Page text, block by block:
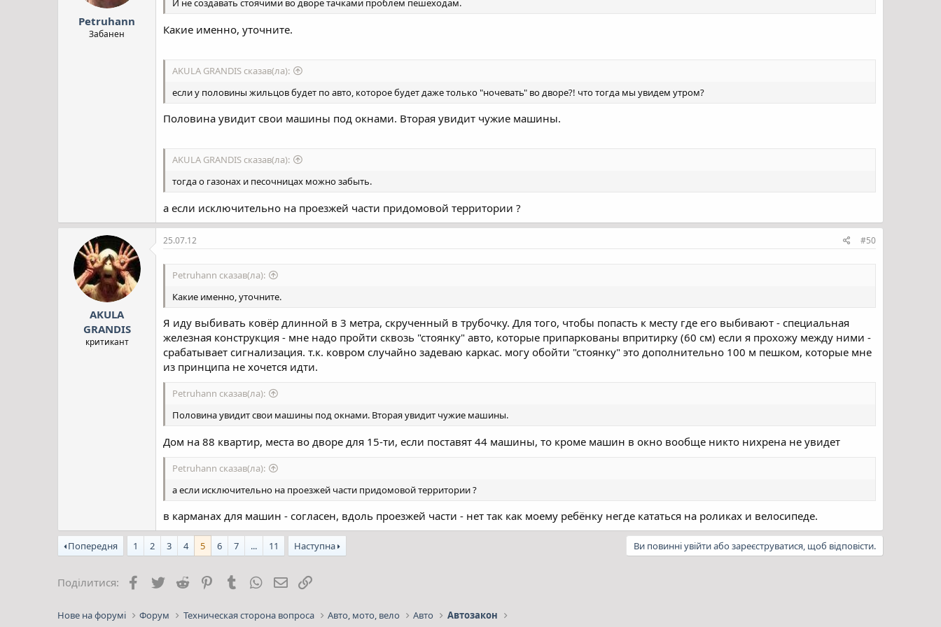
Petruhann
Забанен
И не создавать стоячими во дворе тачками проблем пешеходам.
Какие именно, уточните.
AKULA GRANDIS сказав(ла):
если у половины жильцов будет по авто, которое будет даже только "ночевать" во дворе?! что тогда мы увидем утром?
Половина увидит свои машины под окнами. Вторая увидит чужие машины.
AKULA GRANDIS сказав(ла):
тогда о газонах и песочницах можно забыть.
а если исключительно на проезжей части придомовой территории ?
AKULA
GRANDIS
критикант
25.07.12 #50
Petruhann сказав(ла):
Какие именно, уточните.
Я иду выбивать ковёр длинной в 3 метра, скрученный в трубочку. Для того, чтобы попасть к месту где его выбивают - специальная
железная конструкция - мне надо пройти сквозь "стоянку" авто, которые припаркованы впритирку (60 см) если я прохожу между ними -
срабатывает сигнализация. т.к. ковром случайно задеваю каркас. могу обойти "стоянку" это дополнительно 100 м пешком, которые мне
из принципа не хочется идти.
Petruhann сказав(ла):
Половина увидит свои машины под окнами. Вторая увидит чужие машины.
Дом на 88 квартир, места во дворе для 15-ти, если поставят 44 машины, то кроме машин в окно вообще никто нихрена не увидет
Petruhann сказав(ла):
а если исключительно на проезжей части придомовой территории ?
в карманах для машин - согласен, вдоль проезжей части - нет так как моему ребёнку негде кататься на роликах и велосипеде.
Попередня 1 2 3 4 5 6 7 ... 11 Наступна Ви повинні увійти або зареєструватися, щоб відповісти.
Поділитися: Facebook
TwitterReddit PinterestTumblr WhatsApp
E-mailПосилання
Нове на форумі Форум Техническая сторона вопроса Авто, мото, вело Авто Автозакон